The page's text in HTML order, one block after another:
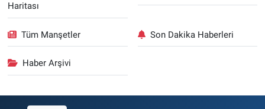
Haritası
Tüm Manşetler Son Dakika Haberleri
Haber Arşivi